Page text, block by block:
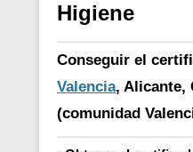
Higiene
Conseguir el
Valencia, Alicante,
(comunidad